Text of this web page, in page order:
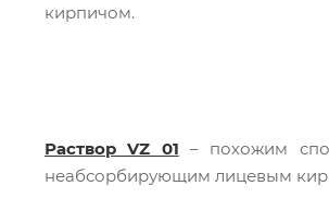
кирпичом.
Раствор VZ 01 – похожим
неабсорбирующим лицевым